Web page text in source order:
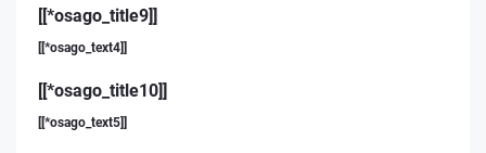
[[*osago_title9]]
[[*osago_text4]]
[[*osago_title10]]
[[*osago_text5]]